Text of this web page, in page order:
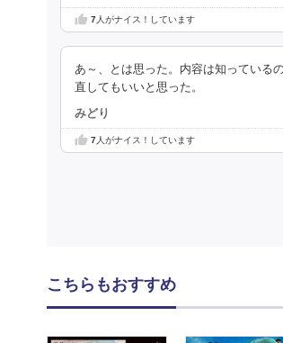
7人がナイス！しています
あ～、とは思った。内容は知っている
直してもいいと思った。
みどり
7人がナイス！しています
こちらもおすすめ